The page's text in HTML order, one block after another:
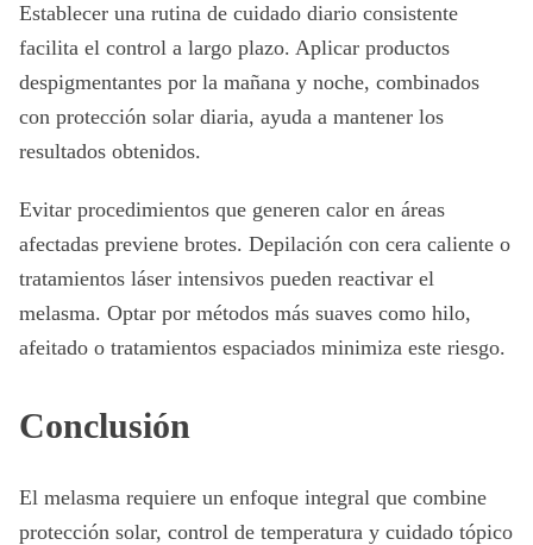
Establecer una rutina de cuidado diario consistente
facilita el control a largo plazo. Aplicar productos
despigmentantes por la mañana y noche, combinados
con protección solar diaria, ayuda a mantener los
resultados obtenidos.
Evitar procedimientos que generen calor en áreas
afectadas previene brotes. Depilación con cera caliente o
tratamientos láser intensivos pueden reactivar el
melasma. Optar por métodos más suaves como hilo,
afeitado o tratamientos espaciados minimiza este riesgo.
Conclusión
El melasma requiere un enfoque integral que combine
protección solar, control de temperatura y cuidado tópico